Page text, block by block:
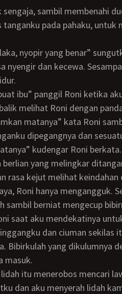
pada pahaku, untuk
nyengir dan kecewa.
melihat Roni dengan
matanya” kata Roni
kudengar Roni
yang melingkar
Roni hanya mengangguk.
sambil berniat mengecup
dan ciuman sekilas
Bibirkulah yang dikulumnya
masuk.
dan aku menyerah lidah